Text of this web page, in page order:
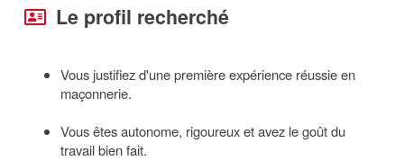
Le profil recherché
Vous justifiez d'une première expérience réussie en
maçonnerie.
Vous êtes autonome, rigoureux et avez le goût du
travail bien fait.